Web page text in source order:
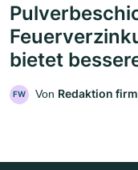
bietet
FW Von Redaktion